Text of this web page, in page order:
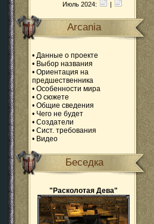
Июль 2024:
|
Arcania
• Данные о проекте
• Выбор названия
• Ориентация на
предшественника
• Особенности мира
• О сюжете
• Общие сведения
• Чего не будет
• Создатели
• Сист. требования
• Видео
Беседка
"Расколотая Дева"